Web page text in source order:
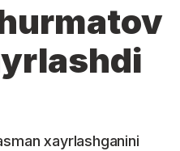
xayrlashganini